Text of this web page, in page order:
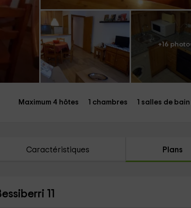
+16
Maximum 4 hôtes 1 chambres 1 salles de bain
Caractéristiques Plans
11